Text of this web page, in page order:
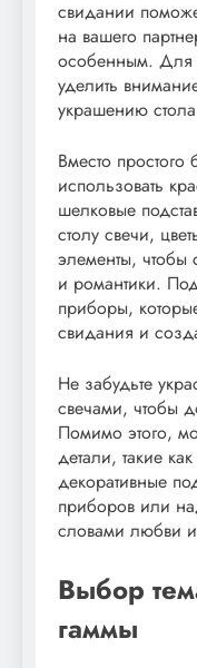
свидании
на вашего
особенным. Для
уделить
украшению
Вместо
использовать
шелковые
столу свечи,
элементы, чтобы
и романтики.
приборы,
свидания и
Не забудьте
свечами, чтобы
Помимо этого,
детали, такие
декоративные
приборов или
словами любви
Выбор
гаммы